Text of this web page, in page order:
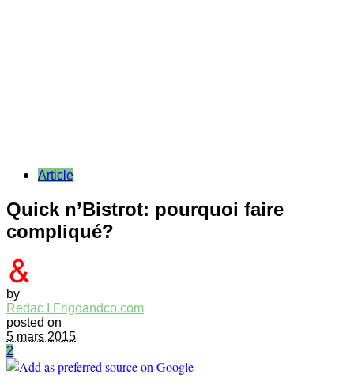
Article
Quick n’Bistrot: pourquoi faire
compliqué?
by
Redac I Frigoandco.com
posted on
5 mars 2015
2